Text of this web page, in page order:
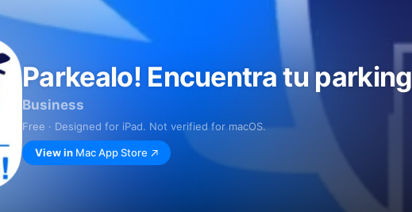
Parkealo! Encuentra tu parking
Business
Free · Designed for iPad. Not verified for macOS.
View in Mac App Store